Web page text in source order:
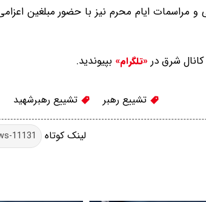
ایام محرم نیز با حضور مبلغین اعزامی
شرق در «تلگرام» بپیوندید.
تشییع رهبر تشییع رهبرشهید
لینک کوتاه